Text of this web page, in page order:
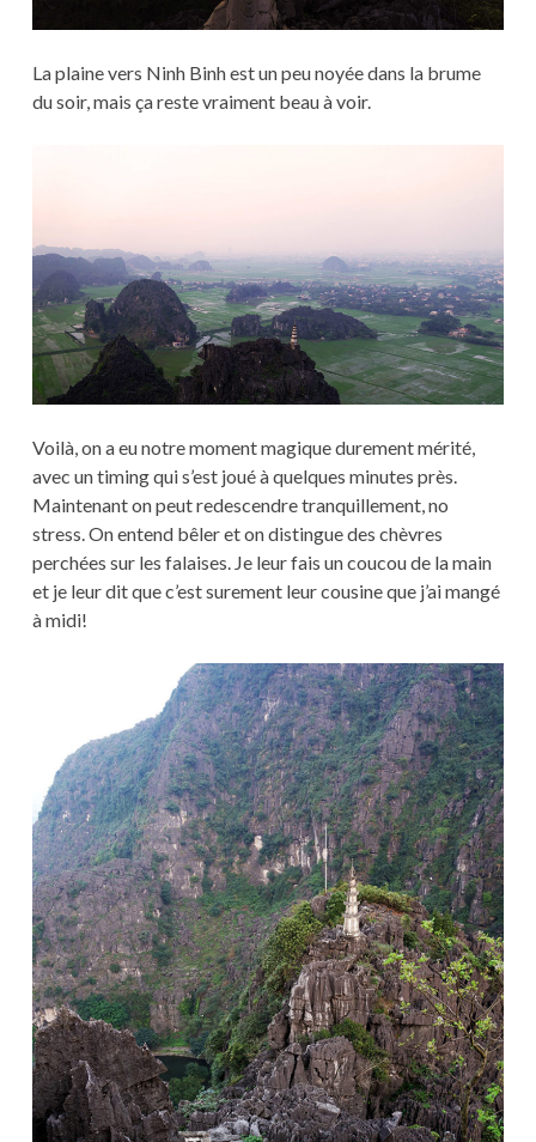
La plaine vers Ninh Binh est un peu noyée dans la brume
du soir, mais ça reste vraiment beau à voir.
Voilà, on a eu notre moment magique durement mérité,
avec un timing qui s’est joué à quelques minutes près.
Maintenant on peut redescendre tranquillement, no
stress. On entend bêler et on distingue des chèvres
perchées sur les falaises. Je leur fais un coucou de la main
et je leur dit que c’est surement leur cousine que j’ai mangé
à midi!